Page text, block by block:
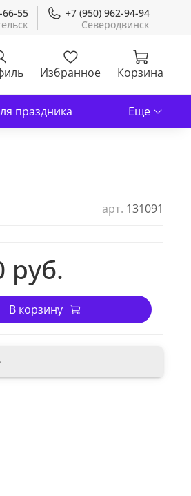
66-55 +7 (950) 962-94-94
Избранное Корзина
праздника Еще
арт. 131091
руб.
В корзину